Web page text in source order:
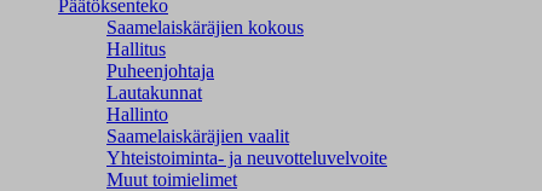
Päätöksenteko
Saamelaiskäräjien kokous
Hallitus
Puheenjohtaja
Lautakunnat
Hallinto
Saamelaiskäräjien vaalit
Yhteistoiminta- ja neuvotteluvelvoite
Muut toimielimet